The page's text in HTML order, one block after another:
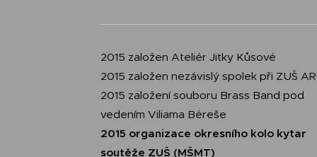
2015 založen Ateliér Jitky Kůsové
2015 založen nezávislý spolek při ZUŠ
2015 založení souboru Brass Band pod
vedením Viliama Béreše
2015 organizace okresního kolo kytar
soutěže ZUŠ (MŠMT)